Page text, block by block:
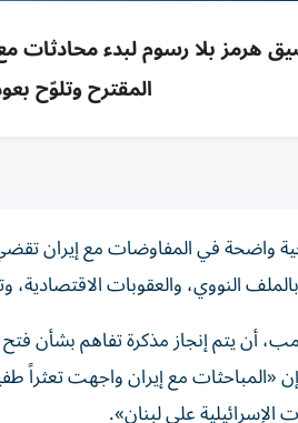
بلا رسوم لبدء محادثات
المقترح وتلوّح
واضحة في المفاوضات مع إيران
النووي، والعقوبات
أن يتم إنجاز مذكرة تفاهم
«المباحثات مع إيران واجهت تعثراً
على لبنان».